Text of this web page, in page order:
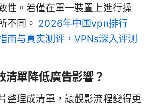
性。若僅在單一裝置上進行操
不同。 2026年中国vpn排行
南与真实测评，VPNs深入评测
清單降低廣告影響？
整理成清單，讓觀影流程變得更